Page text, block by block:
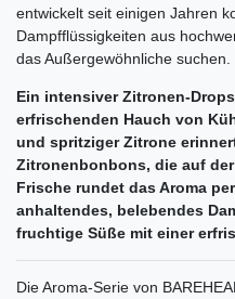
entwickelt seit einigen Jahren
Dampfflüssigkeiten aus
das Außergewöhnliche suchen.
Ein intensiver Zitronen-
erfrischenden Hauch von
und spritziger Zitrone
Zitronenbonbons, die auf
Frische rundet das Aroma
anhaltendes, belebendes
fruchtige Süße mit einer
Die Aroma-Serie von